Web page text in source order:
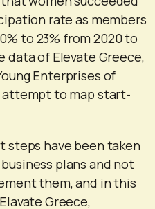
rate as members
to 23% from 2020 to
data of Elevate Greece,
Enterprises of
to map start-
steps have been taken
plans and not
them, and in this
Greece,